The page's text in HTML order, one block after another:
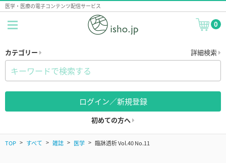
医学・医療の電子コンテンツ配信サービス
0
カテゴリー 詳細検索
ログイン／新規登録
初めての方へ
TOP すべて 雑誌 医学 臨牀透析 Vol.40 No.11